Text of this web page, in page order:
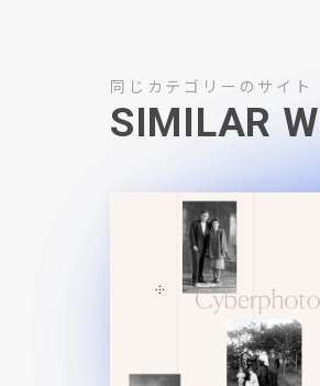
同じカテゴリーのサイト
SIMILAR